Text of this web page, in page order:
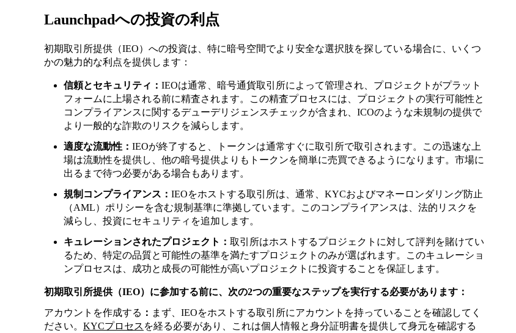
Launchpadへの投資の利点
初期取引所提供（IEO）への投資は、特に暗号空間でより安全な選択肢を探している場合に、いくつ
かの魅力的な利点を提供します：
信頼とセキュリティ： IEOは通常、暗号通貨取引所によって管理され、プロジェクトがプラット
フォームに上場される前に精査されます。この精査プロセスには、プロジェクトの実行可能性と
コンプライアンスに関するデューデリジェンスチェックが含まれ、ICOのような未規制の提供で
より一般的な詐欺のリスクを減らします。
適度な流動性： IEOが終了すると、トークンは通常すぐに取引所で取引されます。この迅速な上
場は流動性を提供し、他の暗号提供よりもトークンを簡単に売買できるようになります。市場に
出るまで待つ必要がある場合もあります。
規制コンプライアンス： IEOをホストする取引所は、通常、KYCおよびマネーロンダリング防止
（AML）ポリシーを含む規制基準に準拠しています。このコンプライアンスは、法的リスクを
減らし、投資にセキュリティを追加します。
キュレーションされたプロジェクト： 取引所はホストするプロジェクトに対して評判を賭けてい
るため、特定の品質と可能性の基準を満たすプロジェクトのみが選ばれます。このキュレーショ
ンプロセスは、成功と成長の可能性が高いプロジェクトに投資することを保証します。
初期取引所提供（IEO）に参加する前に、次の2つの重要なステップを実行する必要があります：
アカウントを作成する ： まず、IEOをホストする取引所にアカウントを持っていることを確認してく
ださい。 KYCプロセス を経る必要があり、これは個人情報と身分証明書を提供して身元を確認する